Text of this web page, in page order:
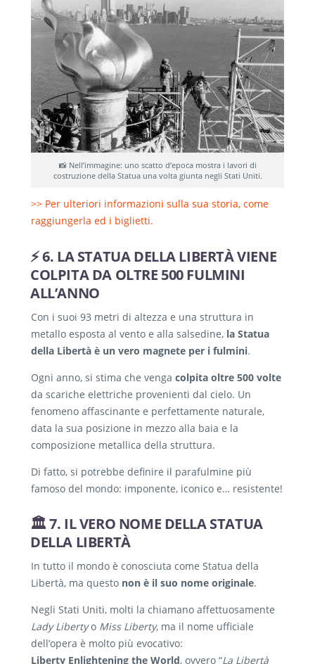
📸 Nell’immagine: uno scatto d’epoca mostra i lavori di
costruzione della Statua una volta giunta negli Stati Uniti.
>> Per ulteriori informazioni sulla sua storia, come
raggiungerla ed i biglietti.
⚡ 6. LA STATUA DELLA LIBERTÀ VIENE
COLPITA DA OLTRE 500 FULMINI
ALL’ANNO
Con i suoi 93 metri di altezza e una struttura in
metallo esposta al vento e alla salsedine, la Statua
della Libertà è un vero magnete per i fulmini.
Ogni anno, si stima che venga colpita oltre 500 volte
da scariche elettriche provenienti dal cielo. Un
fenomeno affascinante e perfettamente naturale,
data la sua posizione in mezzo alla baia e la
composizione metallica della struttura.
Di fatto, si potrebbe definire il parafulmine più
famoso del mondo: imponente, iconico e… resistente!
🏛️ 7. IL VERO NOME DELLA STATUA
DELLA LIBERTÀ
In tutto il mondo è conosciuta come Statua della
Libertà, ma questo non è il suo nome originale.
Negli Stati Uniti, molti la chiamano affettuosamente
Lady Libertyo Miss Liberty, ma il nome ufficiale
dell’opera è molto più evocativo:
Liberty Enlightening the World, ovvero “La Libertà